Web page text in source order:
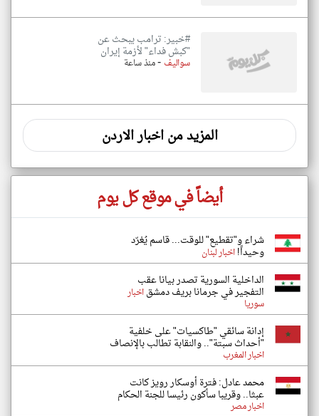
#خبير: ترامب يبحث عن
"كبش فداء" لأزمة إيران
سواليف -منذ ساعة
المزيد من اخبار الاردن
أيضاً في موقع كل يوم
شراء و"تقطيع" للوقت... قاسم يُغرّد
وحيداً!اخبار لبنان
الداخلية السورية تصدر بيانا عقب
التفجير في جرمانا بريف دمشقاخبار
سوريا
إدانة سائقي "طاكسيات" على خلفية
"أحداث سبتة".. والنقابة تطالب بالإنصاف
اخبار المغرب
محمد عادل: فترة أوسكار رويز كانت
عبثا.. وقريبا سأكون رئيسا للجنة الحكام
اخبار مصر